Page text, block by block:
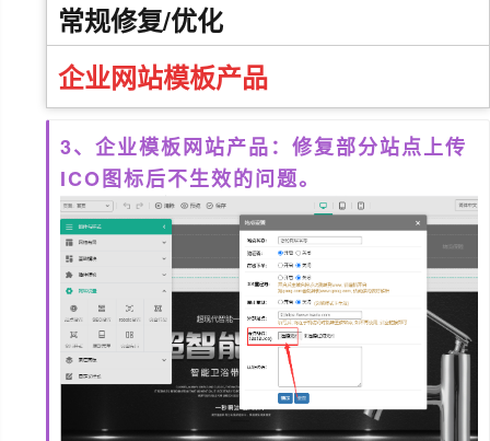
常规修复/优化
企业网站模板产品
3、企业模板网站产品：修复部分站点上传
ICO图标后不生效的问题。